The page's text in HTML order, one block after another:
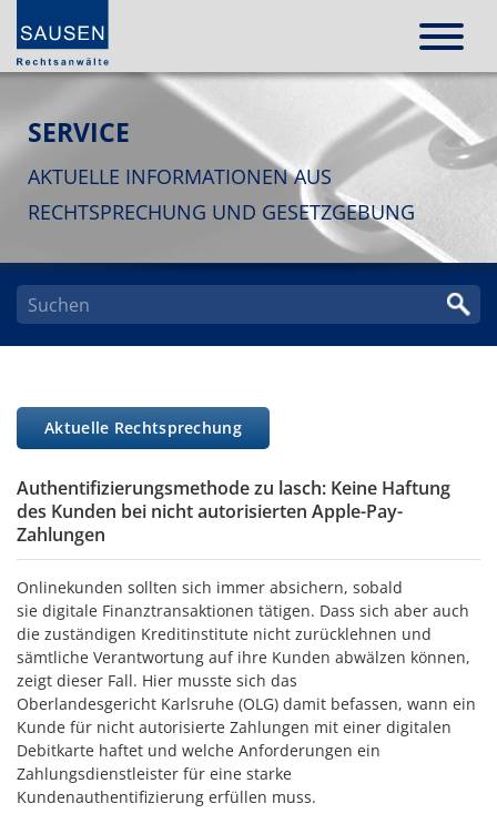
SERVICE
AKTUELLE INFORMATIONEN AUS
RECHTSPRECHUNG UND GESETZGEBUNG
Aktuelle Rechtsprechung
Authentifizierungsmethode zu lasch: Keine Haftung
des Kunden bei nicht autorisierten Apple-Pay-
Zahlungen
Onlinekunden sollten sich immer absichern, sobald
sie digitale Finanztransaktionen tätigen. Dass sich aber auch
die zuständigen Kreditinstitute nicht zurücklehnen und
sämtliche Verantwortung auf ihre Kunden abwälzen können,
zeigt dieser Fall. Hier musste sich das
Oberlandesgericht Karlsruhe (OLG) damit befassen, wann ein
Kunde für nicht autorisierte Zahlungen mit einer digitalen
Debitkarte haftet und welche Anforderungen ein
Zahlungsdienstleister für eine starke
Kundenauthentifizierung erfüllen muss.